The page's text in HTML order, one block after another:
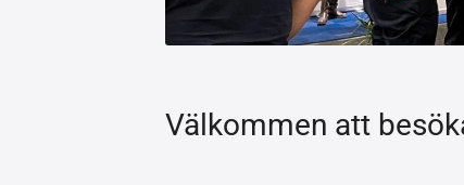
Välkommen att